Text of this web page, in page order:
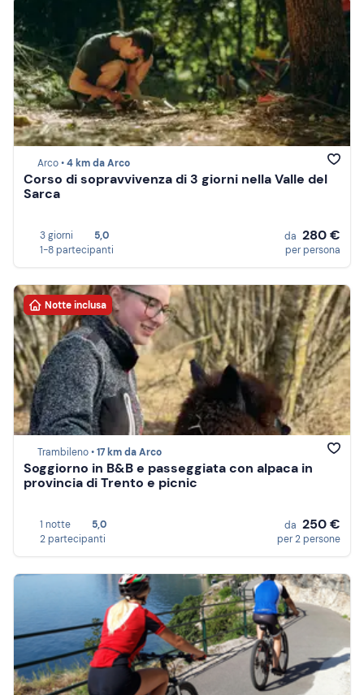
Arco •4 km da Arco
Corso di sopravvivenza di 3 giorni nella Valle del
Sarca
3 giorni
5,0
1-8 partecipanti
da 280 €
per persona
Notte inclusa
Trambileno •17 km da Arco
Soggiorno in B&B e passeggiata con alpaca in
provincia di Trento e picnic
1 notte
5,0
2 partecipanti
da 250 €
per 2 persone